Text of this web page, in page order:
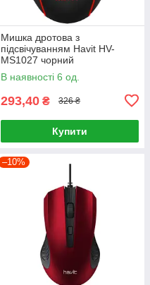
Мишка дротова з
підсвічуванням Havit HV-
MS1027 чорний
В наявності 6 од.
293,40 ₴ 326 ₴
Купити
–10%